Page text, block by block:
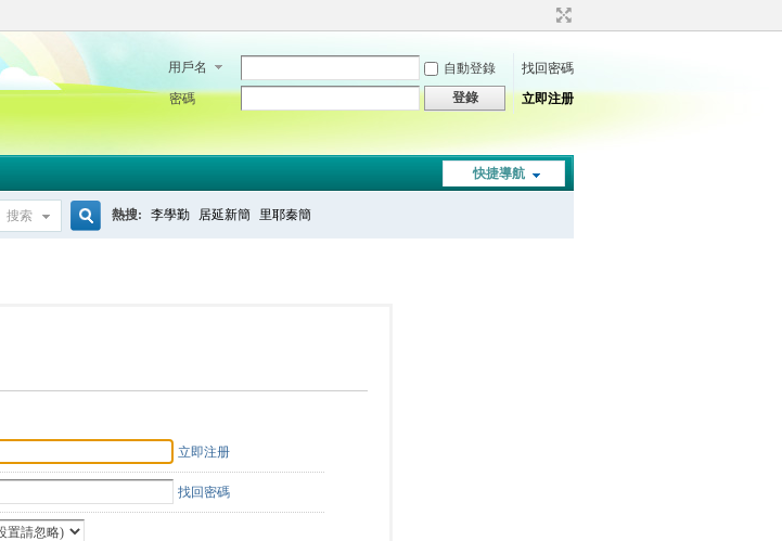
用戶名 自動登錄
找回密碼
密碼
登錄 立即注册
快捷導航
搜索 熱搜: 李學勤 居延新簡 里耶秦簡
立即注册
找回密碼